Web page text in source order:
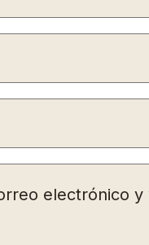
electrónico